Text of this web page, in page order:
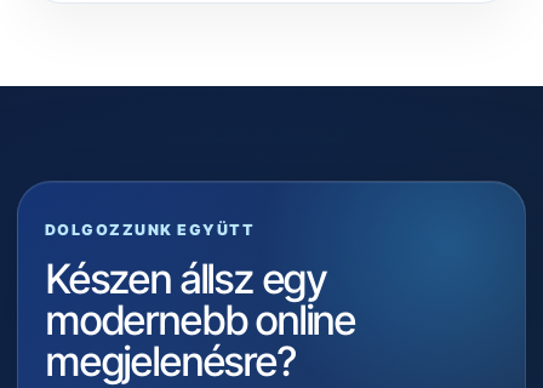
DOLGOZZUNK EGYÜTT
Készen állsz egy
modernebb online
megjelenésre?